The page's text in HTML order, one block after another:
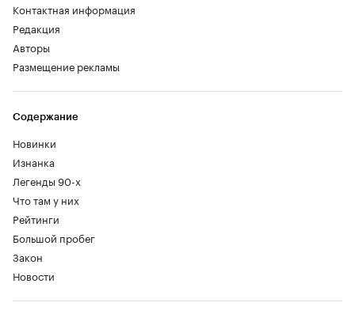
Контактная информация
Редакция
Авторы
Размещение рекламы
Содержание
Новинки
Изнанка
Легенды 90-х
Что там у них
Рейтинги
Большой пробег
Закон
Новости